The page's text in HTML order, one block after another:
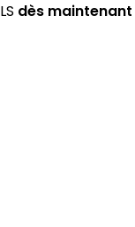
dès maintenant